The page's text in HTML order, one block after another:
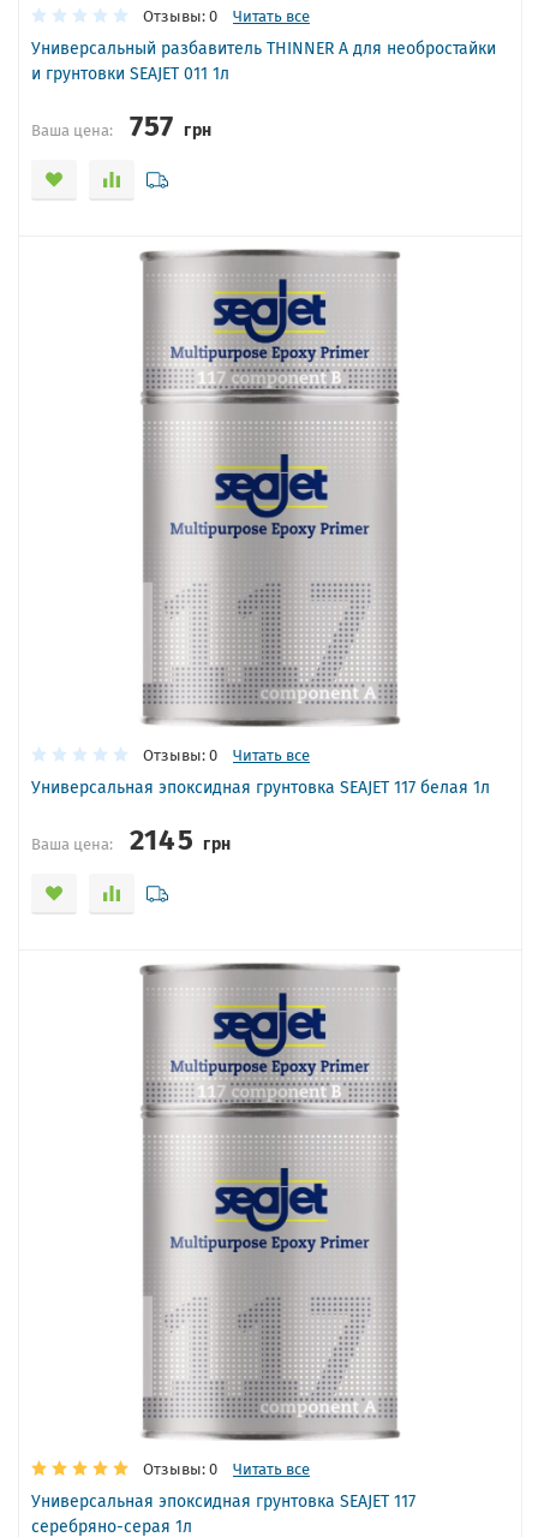
Отзывы: 0 Читать все
Универсальный разбавитель THINNER A для необростайки
и грунтовки SEAJET 011 1л
Ваша цена: 757 грн
Отзывы: 0 Читать все
Универсальная эпоксидная грунтовка SEAJET 117 белая 1л
Ваша цена: 2145 грн
Отзывы: 0 Читать все
Универсальная эпоксидная грунтовка SEAJET 117
серебряно-серая 1л